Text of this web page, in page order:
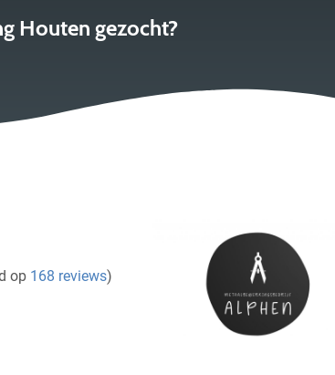
Houten gezocht?
op 168 reviews)